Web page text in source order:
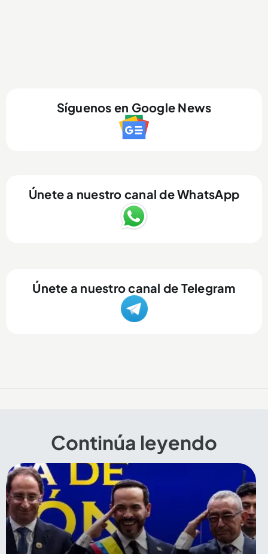
Síguenos en Google News
Únete a nuestro canal de WhatsApp
Únete a nuestro canal de Telegram
Continúa leyendo